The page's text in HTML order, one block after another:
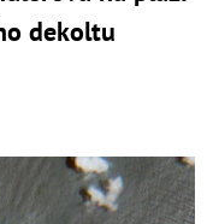
dekoltu